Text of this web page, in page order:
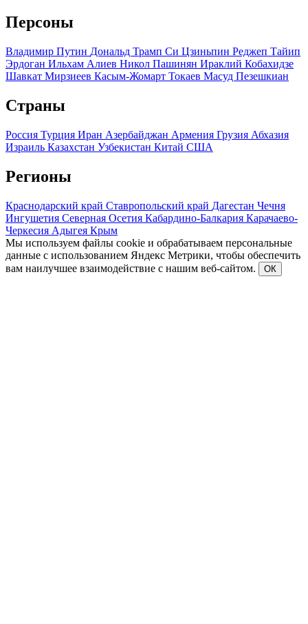
Персоны
Владимир Путин Дональд Трамп Си Цзиньпин Реджеп Тайип
Эрдоган Ильхам Алиев Никол Пашинян Ираклий Кобахидзе
Шавкат Мирзиеев Касым-Жомарт Токаев Масуд Пезешкиан
Страны
Россия Турция Иран Азербайджан Армения Грузия Абхазия
Израиль Казахстан Узбекистан Китай США
Регионы
Краснодарский край Ставропольский край Дагестан Чечня
Ингушетия Северная Осетия Кабардино-Балкария Карачаево-
Черкесия Адыгея Крым
Мы используем файлы cookie и обрабатываем персональные
данные с использованием Яндекс Метрики, чтобы обеспечить
вам наилучшее взаимодействие с нашим веб-сайтом.
ОК